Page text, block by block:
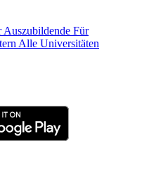
Auszubildende Für
Alle Universitäten